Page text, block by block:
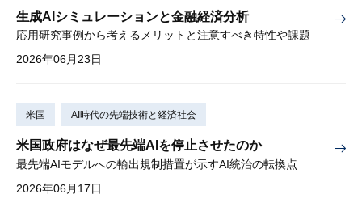
生成AIシミュレーションと金融経済分析
応用研究事例から考えるメリットと注意すべき特性や課題
2026年06月23日
米国 AI時代の先端技術と経済社会
米国政府はなぜ最先端AIを停止させたのか
最先端AIモデルへの輸出規制措置が示すAI統治の転換点
2026年06月17日